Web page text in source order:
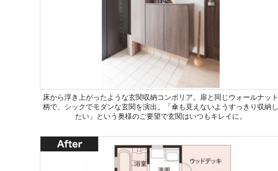
床から浮き上がったような玄関収納コンポリア。扉と同じウォールナット
柄で、シックでモダンな玄関を演出。「傘も見えないようすっきり収納し
たい」という奥様のご要望で玄関はいつもキレイに。